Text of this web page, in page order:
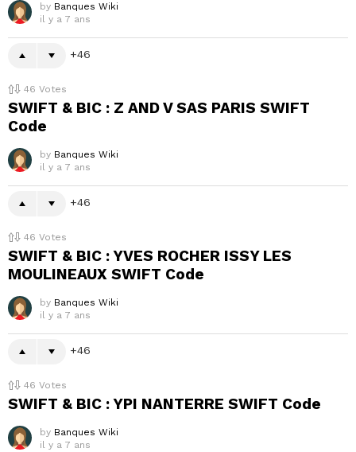
by Banques Wiki
il y a 7 ans
46
46 Votes
SWIFT & BIC : Z AND V SAS PARIS SWIFT
Code
by Banques Wiki
il y a 7 ans
46
46 Votes
SWIFT & BIC : YVES ROCHER ISSY LES
MOULINEAUX SWIFT Code
by Banques Wiki
il y a 7 ans
46
46 Votes
SWIFT & BIC : YPI NANTERRE SWIFT Code
by Banques Wiki
il y a 7 ans